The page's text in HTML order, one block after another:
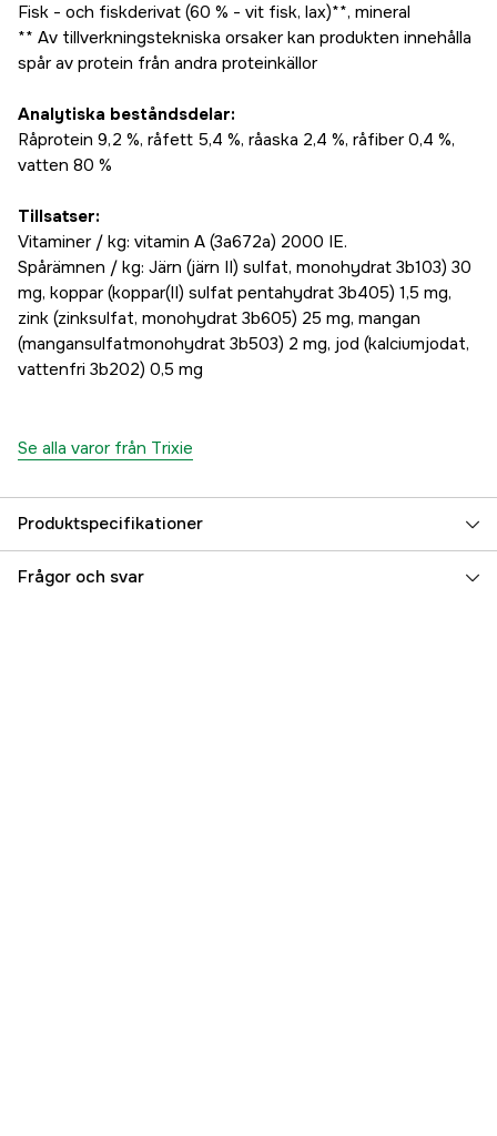
Fisk - och fiskderivat (60 % - vit fisk, lax)**, mineral
** Av tillverkningstekniska orsaker kan produkten innehålla
spår av protein från andra proteinkällor
Analytiska beståndsdelar:
Råprotein 9,2 %, råfett 5,4 %, råaska 2,4 %, råfiber 0,4 %,
vatten 80 %
Tillsatser:
Vitaminer / kg: vitamin A (3a672a) 2000 IE.
Spårämnen / kg: Järn (järn II) sulfat, monohydrat 3b103) 30
mg, koppar (koppar(II) sulfat pentahydrat 3b405) 1,5 mg,
zink (zinksulfat, monohydrat 3b605) 25 mg, mangan
(mangansulfatmonohydrat 3b503) 2 mg, jod (kalciumjodat,
vattenfri 3b202) 0,5 mg
Se alla varor från Trixie
Produktspecifikationer
Djurtyp Hund
Frågor och svar